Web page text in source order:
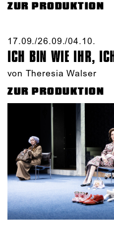
ZUR PRODUKTION
17.09./​26.09./​04.10.​
ICH BIN WIE IHR,
von Theresia Walser
ZUR PRODUKTION